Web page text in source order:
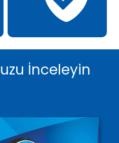
İnceleyin